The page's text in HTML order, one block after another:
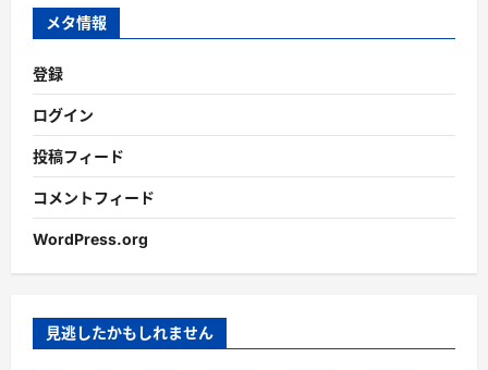
ブ
メタ情報
登録
ログイン
投稿フィード
コメントフィード
WordPress.org
見逃したかもしれません